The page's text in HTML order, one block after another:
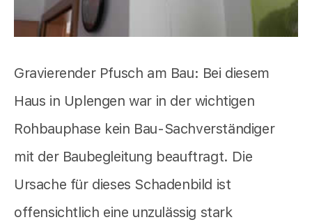
Gravierender Pfusch am Bau: Bei diesem
Haus in Uplengen war in der wichtigen
Rohbauphase kein Bau-Sachverständiger
mit der Baubegleitung beauftragt. Die
Ursache für dieses Schadenbild ist
offensichtlich eine unzulässig stark